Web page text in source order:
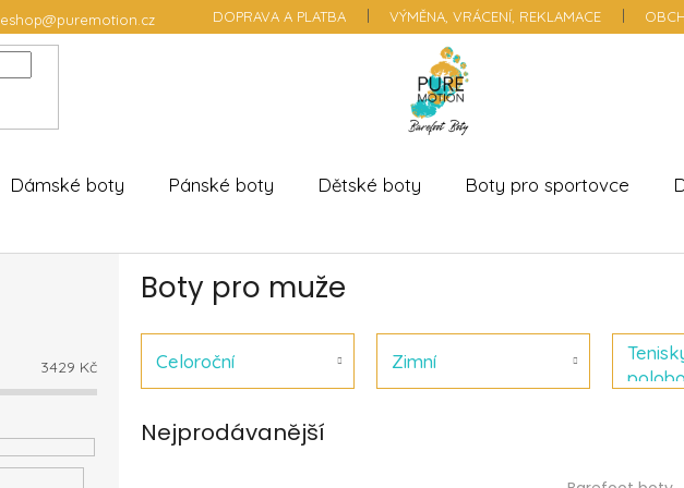
eshop@puremotion.cz DOPRAVA A PLATBA VÝMĚNA, VRÁCENÍ, REKLAMACE
Dámské boty Pánské boty Dětské boty Boty pro sportovce
3429 Kč
Boty pro muže
Celoroční Zimní
Nejprodávanější